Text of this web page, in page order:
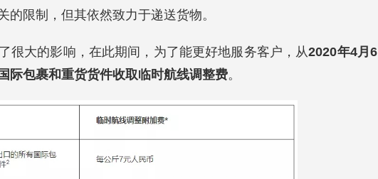
的限制，但其依然致力于递送货物。
很大的影响，在此期间，为了能更好地服务客户，从2020年4月6
际包裹和重货货件收取临时航线调整费。